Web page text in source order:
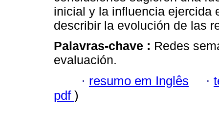
inicial y la influencia ejercida
describir la evolución de las
Palavras-chave : Redes
evaluación.
· resumo em Inglês ·
pdf )